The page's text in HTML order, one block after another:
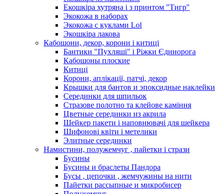
Екошкіра хутряна і з принтом "Тигр"
Экокожа в наборах
Экокожа с куклами Lol
Экошкiра лакова
Кабошони, декор, корони і китиці
Бантики "Пухляші" і Ріжки Єдинорога
Кабошоны плоские
Китиці
Корони, аплікації, патчі, декор
Крышки для бантов и эпоксидные наклейки
Серединки для шпильок
Стразове полотно та клейове каміння
Цветные серединки из акрила
Шейкер пакети і наповнювачі для шейкера
Шифонові квіти і метелики
Элитные серединки
Намистини, полужемчуг , пайетки і стрази
Бусины
Бусины и браслеты Пандора
Бусы , цепочки , жемчужины на нити
Пайетки рассыпные и микробисер